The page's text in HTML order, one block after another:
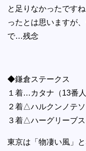
と足りなかったです
ったとは思いますが
で…残念
◆鎌倉ステークス
１着…カタナ（13番人
２着△ハルクンノテソ
３着△ハーグリーブス
東京は「物凄い風」